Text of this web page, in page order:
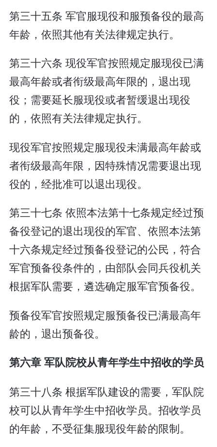
第三十五条 军官服现役和服预备役的最高
年龄，依照其他有关法律规定执行。
第三十六条 现役军官按照规定服现役已满
最高年龄或者衔级最高年限的，退出现
役；需要延长服现役或者暂缓退出现役
的，依照有关法律规定执行。
现役军官按照规定服现役未满最高年龄或
者衔级最高年限，因特殊情况需要退出现
役的，经批准可以退出现役。
第三十七条 依照本法第十七条规定经过预
备役登记的退出现役的军官、依照本法第
十六条规定经过预备役登记的公民，符合
军官预备役条件的，由部队会同兵役机关
根据军队需要，遴选确定服军官预备役。
预备役军官按照规定服预备役已满最高年
龄的，退出预备役。
第六章 军队院校从青年学生中招收的学员
第三十八条 根据军队建设的需要，军队院
校可以从青年学生中招收学员。招收学员
的年龄，不受征集服现役年龄的限制。